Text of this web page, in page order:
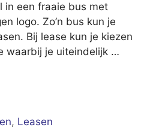
in een fraaie bus met
logo. Zo’n bus kun je
Bij lease kun je kiezen
waarbij je uiteindelijk …
, Leasen